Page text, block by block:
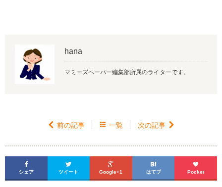
hana
マミーズペーパー編集部所属のライターです。
 前の記事  一覧 次の記事 

シェア

ツイート

Google+1

はてブ

Pocket